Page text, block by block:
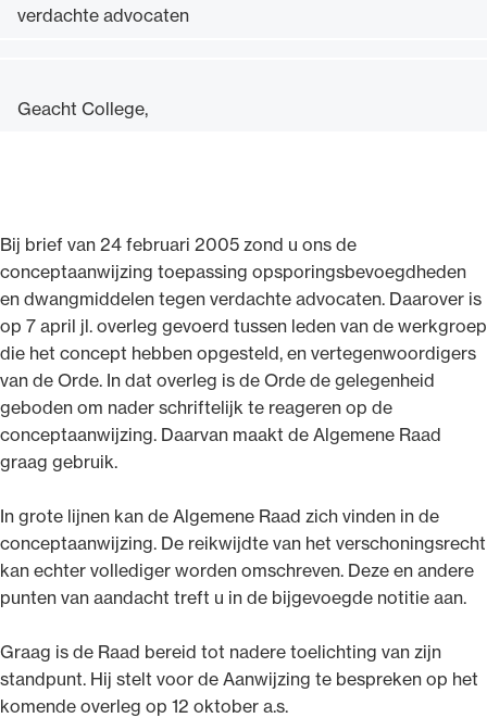
verdachte advocaten
Geacht College,
Bij brief van 24 februari 2005 zond u ons de
conceptaanwijzing toepassing opsporingsbevoegdheden
en dwangmiddelen tegen verdachte advocaten. Daarover is
op 7 april jl. overleg gevoerd tussen leden van de werkgroep
die het concept hebben opgesteld, en vertegenwoordigers
van de Orde. In dat overleg is de Orde de gelegenheid
geboden om nader schriftelijk te reageren op de
conceptaanwijzing. Daarvan maakt de Algemene Raad
graag gebruik.
In grote lijnen kan de Algemene Raad zich vinden in de
conceptaanwijzing. De reikwijdte van het verschoningsrecht
kan echter vollediger worden omschreven. Deze en andere
punten van aandacht treft u in de bijgevoegde notitie aan.
Graag is de Raad bereid tot nadere toelichting van zijn
standpunt. Hij stelt voor de Aanwijzing te bespreken op het
komende overleg op 12 oktober a.s.
geheimhoudernummers.